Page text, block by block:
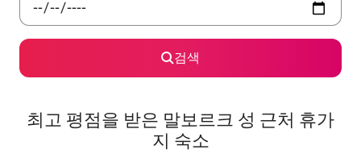
검색
최고 평점을 받은 말보르크 성 근처 휴가
지 숙소